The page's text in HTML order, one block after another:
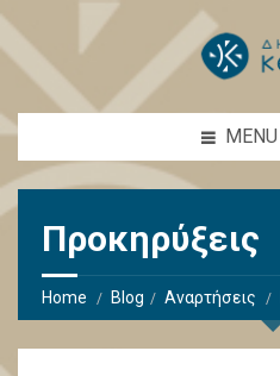
MENU
Προκηρύξεις
Home Blog Αναρτήσεις